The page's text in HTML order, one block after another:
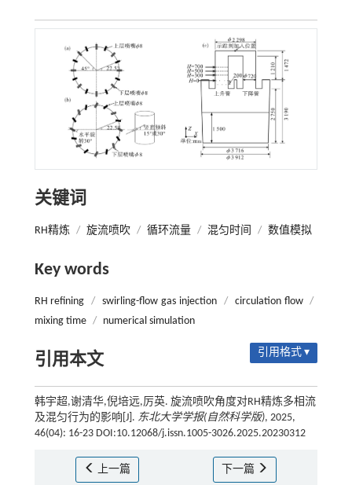
关键词
RH精炼 / 旋流喷吹 / 循环流量 / 混匀时间 / 数值模拟
Key words
RH refining / swirling-flow gas injection / circulation flow /
mixing time / numerical simulation
引用本文 引用格式 ▾
韩宇超,谢清华,倪培远,厉英. 旋流喷吹角度对RH精炼多相流
及混匀行为的影响[J]. 东北大学学报(自然科学版), 2025,
46(04): 16-23 DOI:10.12068/j.issn.1005-3026.2025.20230312
上一篇 下一篇